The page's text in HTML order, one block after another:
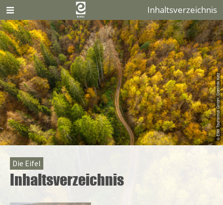
Inhaltsverzeichnis
© Eifel Tourismus GmbH, Dominik Ketz
Die Eifel
Inhaltsverzeichnis